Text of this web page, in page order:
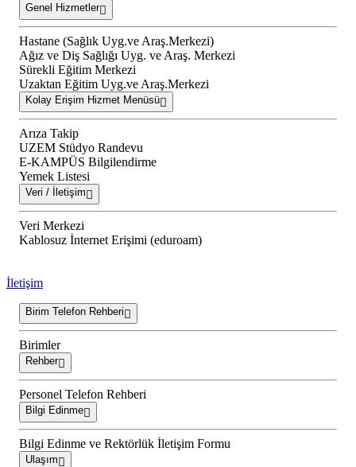
Genel Hizmetler
Hastane (Sağlık Uyg.ve Araş.Merkezi)
Ağız ve Diş Sağlığı Uyg. ve Araş. Merkezi
Sürekli Eğitim Merkezi
Uzaktan Eğitim Uyg.ve Araş.Merkezi
Kolay Erişim Hizmet Menüsü
Arıza Takip
UZEM Stüdyo Randevu
E-KAMPÜS Bilgilendirme
Yemek Listesi
Veri / İletişim
Veri Merkezi
Kablosuz İnternet Erişimi (eduroam)
İletişim
Birim Telefon Rehberi
Birimler
Rehber
Personel Telefon Rehberi
Bilgi Edinme
Bilgi Edinme ve Rektörlük İletişim Formu
Ulaşım